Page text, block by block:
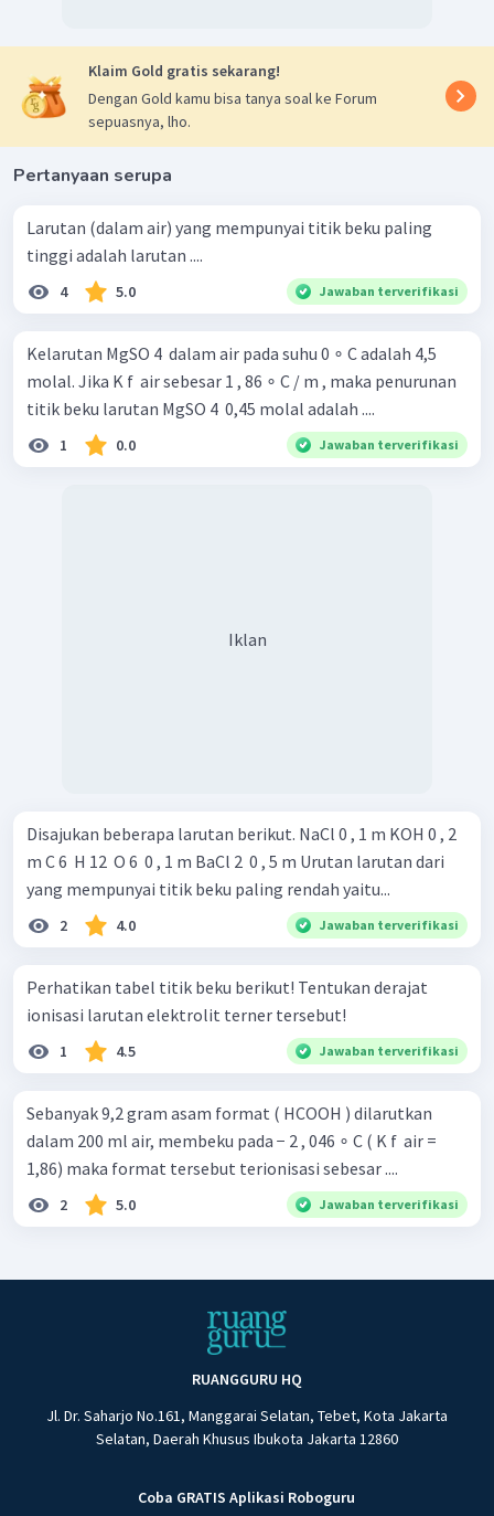
Klaim Gold gratis sekarang!
Dengan Gold kamu bisa tanya soal ke Forum
sepuasnya, lho.
Pertanyaan serupa
Larutan (dalam air) yang mempunyai titik beku paling
tinggi adalah larutan ....
4 5.0 Jawaban terverifikasi
Kelarutan MgSO 4 ​ dalam air pada suhu 0 ∘ C adalah 4,5
molal. Jika K f ​ air sebesar 1 , 86 ∘ C / m , maka penurunan
titik beku larutan MgSO 4 ​ 0,45 molal adalah ....
1 0.0 Jawaban terverifikasi
Iklan
Disajukan beberapa larutan berikut. NaCl 0 , 1 m KOH 0 , 2
m C 6 ​ H 12 ​ O 6 ​ 0 , 1 m BaCl 2 ​ 0 , 5 m Urutan larutan dari
yang mempunyai titik beku paling rendah yaitu...
2 4.0 Jawaban terverifikasi
Perhatikan tabel titik beku berikut! Tentukan derajat
ionisasi larutan elektrolit terner tersebut!
1 4.5 Jawaban terverifikasi
Sebanyak 9,2 gram asam format ( HCOOH ) dilarutkan
dalam 200 ml air, membeku pada − 2 , 046 ∘ C ( K f ​ air =
1,86) maka format tersebut terionisasi sebesar ....
2 5.0 Jawaban terverifikasi
RUANGGURU HQ
Jl. Dr. Saharjo No.161, Manggarai Selatan, Tebet, Kota Jakarta
Selatan, Daerah Khusus Ibukota Jakarta 12860
Coba GRATIS Aplikasi Roboguru